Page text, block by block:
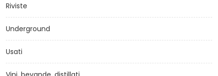
Riviste
Underground
Usati